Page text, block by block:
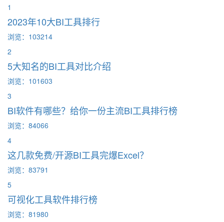
1
2023年10大BI工具排行
浏览：103214
2
5大知名的BI工具对比介绍
浏览：101603
3
BI软件有哪些？给你一份主流BI工具排行榜
浏览：84066
4
这几款免费/开源BI工具完爆Excel？
浏览：83791
5
可视化工具软件排行榜
浏览：81980